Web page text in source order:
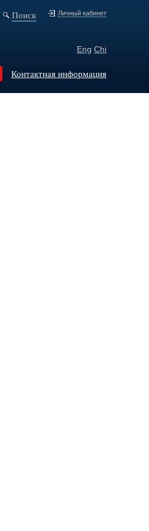
Личный кабинет
Поиск
Eng Chi
Контактная информация